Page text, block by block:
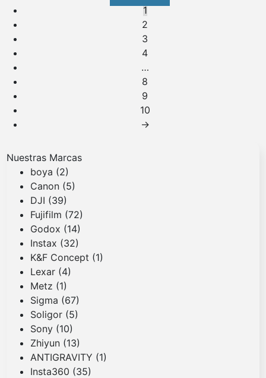
1
2
3
4
…
8
9
10
→
Nuestras Marcas
boya (2)
Canon (5)
DJI (39)
Fujifilm (72)
Godox (14)
Instax (32)
K&F Concept (1)
Lexar (4)
Metz (1)
Sigma (67)
Soligor (5)
Sony (10)
Zhiyun (13)
ANTIGRAVITY (1)
Insta360 (35)